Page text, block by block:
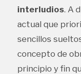
interludios. A
actual que
sencillos
concepto de
principio y fin